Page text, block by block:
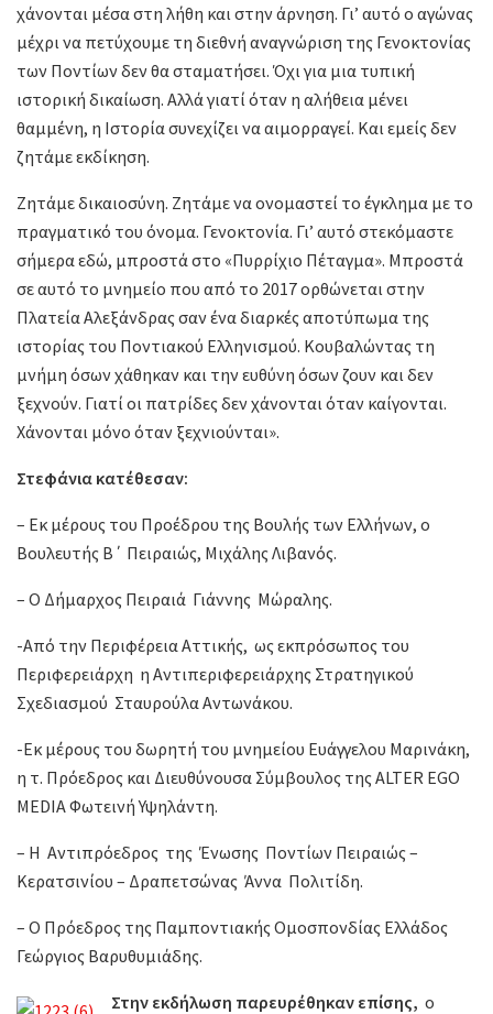
χάνονται μέσα στη λήθη και στην άρνηση. Γι’ αυτό ο αγώνας
μέχρι να πετύχουμε τη διεθνή αναγνώριση της Γενοκτονίας
των Ποντίων δεν θα σταματήσει. Όχι για μια τυπική
ιστορική δικαίωση. Αλλά γιατί όταν η αλήθεια μένει
θαμμένη, η Ιστορία συνεχίζει να αιμορραγεί. Και εμείς δεν
ζητάμε εκδίκηση.
Ζητάμε δικαιοσύνη. Ζητάμε να ονομαστεί το έγκλημα με το
πραγματικό του όνομα. Γενοκτονία. Γι’ αυτό στεκόμαστε
σήμερα εδώ, μπροστά στο «Πυρρίχιο Πέταγμα». Μπροστά
σε αυτό το μνημείο που από το 2017 ορθώνεται στην
Πλατεία Αλεξάνδρας σαν ένα διαρκές αποτύπωμα της
ιστορίας του Ποντιακού Ελληνισμού. Κουβαλώντας τη
μνήμη όσων χάθηκαν και την ευθύνη όσων ζουν και δεν
ξεχνούν. Γιατί οι πατρίδες δεν χάνονται όταν καίγονται.
Χάνονται μόνο όταν ξεχνιούνται».
Στεφάνια κατέθεσαν:
– Εκ μέρους του Προέδρου της Βουλής των Ελλήνων, ο
Βουλευτής Β΄ Πειραιώς, Μιχάλης Λιβανός.
– Ο Δήμαρχος Πειραιά Γιάννης Μώραλης.
-Από την Περιφέρεια Αττικής, ως εκπρόσωπος του
Περιφερειάρχη η Αντιπεριφερειάρχης Στρατηγικού
Σχεδιασμού Σταυρούλα Αντωνάκου.
-Εκ μέρους του δωρητή του μνημείου Ευάγγελου Μαρινάκη,
η τ. Πρόεδρος και Διευθύνουσα Σύμβουλος της ALTER EGO
MEDIA Φωτεινή Υψηλάντη.
– Η Αντιπρόεδρος της Ένωσης Ποντίων Πειραιώς –
Κερατσινίου – Δραπετσώνας Άννα Πολιτίδη.
– Ο Πρόεδρος της Παμποντιακής Ομοσπονδίας Ελλάδος
Γεώργιος Βαρυθυμιάδης.
Στην εκδήλωση παρευρέθηκαν επίσης, ο